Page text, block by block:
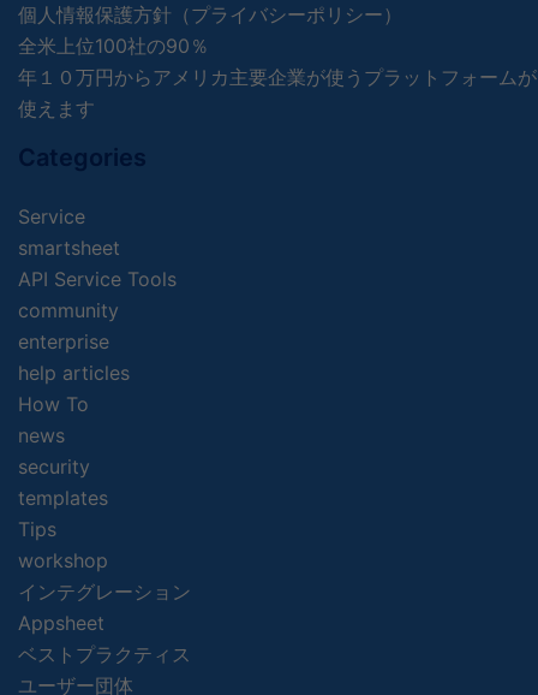
個人情報保護方針（プライバシーポリシー）
全米上位100社の90％
年１０万円からアメリカ主要企業が使うプラットフォームが
使えます
Categories
Service
smartsheet
API Service Tools
community
enterprise
help articles
How To
news
security
templates
Tips
workshop
インテグレーション
Appsheet
ベストプラクティス
ユーザー団体